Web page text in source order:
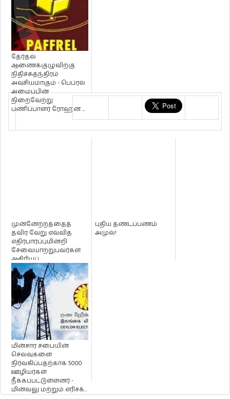
தேர்தல்
ஆணைக்குழுவிற்கு
நிதிச்சுதந்திரம்
அவசியமாகும் - பெப்ரல்
அமைப்பின்
நிறைவேற்று
பணிப்பாளர் ரோஹன ...
முன்னேற்றத்தைத்
தவிர வேறு எவ்வித
எதிர்பார்ப்புமின்றி
சேவையாற்றுபவர்கள்
ஆசிரியப்
பெருந்தகைகள் -
ஐயாத்...
புதிய தண்டப்பணம்
அமுல்!
மின்சார சபையின்
செலவுகளை
நிர்வகிப்பதற்காக 5000
ஊழியர்கள்
நீக்கப்பட்டுள்ளனர் -
மின்வலு மற்றும் எரிசக்...